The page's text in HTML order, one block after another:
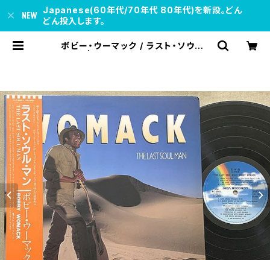
Japanese(60年代/70年代 80年代)を新設。どん
どん投入します。
ボビー・ウーマック / ラスト・ソウル・